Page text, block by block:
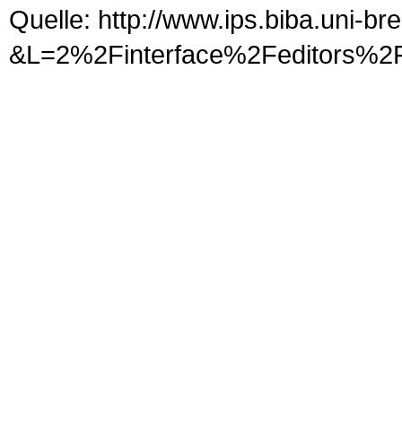
Quelle: http://www.ips.biba.uni-